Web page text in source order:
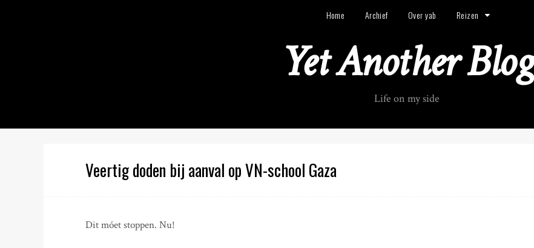
t
Home Archief Over yab Reizen
Yet Another Blog
Life on my side
Veertig doden bij aanval op VN-school Gaza
Dit móet stoppen. Nu!